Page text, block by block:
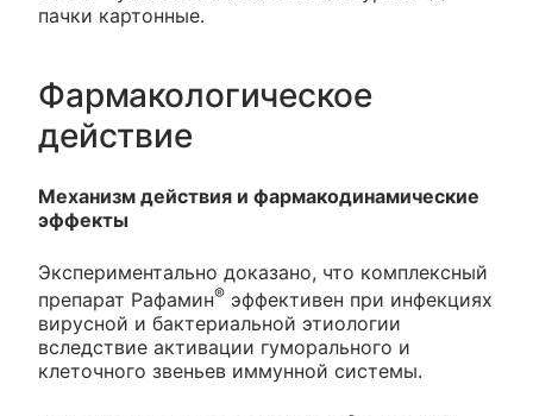
пачки картонные.
Фармакологическое
действие
Механизм действия и фармакодинамические
эффекты
Экспериментально доказано, что комплексный
препарат Рафамин® эффективен при инфекциях
вирусной и бактериальной этиологии
вследствие активации гуморального и
клеточного звеньев иммунной системы.